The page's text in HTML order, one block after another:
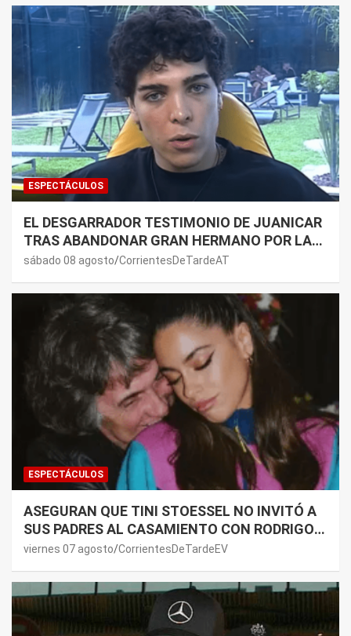
ESPECTÁCULOS
EL DESGARRADOR TESTIMONIO DE JUANICAR
TRAS ABANDONAR GRAN HERMANO POR LA
SALUD DE SU MAMÁ.
sábado 08 agosto CorrientesDeTardeAT
ESPECTÁCULOS
ASEGURAN QUE TINI STOESSEL NO INVITÓ A
SUS PADRES AL CASAMIENTO CON RODRIGO
DE PAUL: LOS MOTIVOS
viernes 07 agosto CorrientesDeTardeEV